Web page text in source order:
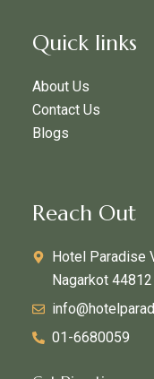
Quick links
About Us
Contact Us
Blogs
Reach Out
Hotel Paradise
Nagarkot 44812
01-6680059